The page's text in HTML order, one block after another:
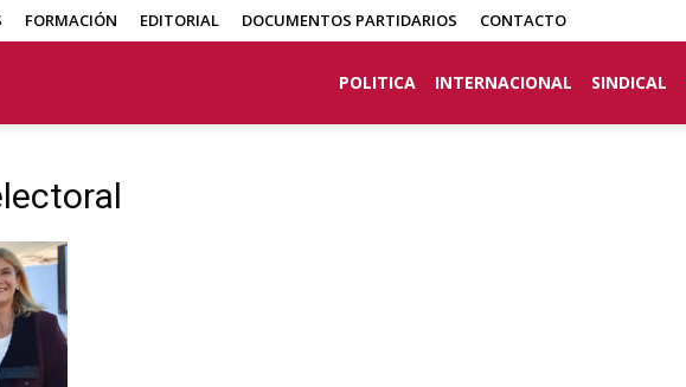
FORMACIÓN EDITORIAL DOCUMENTOS PARTIDARIOS CONTACTO
POLITICA INTERNACIONAL SINDICAL